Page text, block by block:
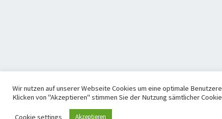
Wir nutzen auf unserer Webseite Cookies um eine optimale
Klicken von "Akzeptieren" stimmen Sie der Nutzung sämtlicher
Cookie settings Akzeptieren